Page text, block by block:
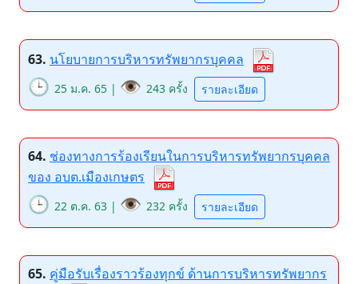
63. นโยบายการบริหารทรัพยากรบุคคล
🕒 25 ม.ค. 65 | 👁️ 243 ครั้ง รายละเอียด
64. ช่องทางการร้องเรียนในการบริหารทรัพยากรบุคคล
ของ อบต.เมืองเกษตร
🕒 22 ต.ค. 63 | 👁️ 232 ครั้ง รายละเอียด
65. คู่มือรับเรื่องราวร้องทุกข์ ด้านการบริหารทรัพยากร